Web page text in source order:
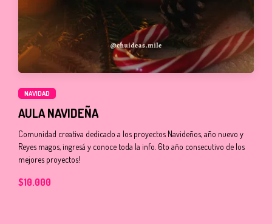
NAVIDAD
AULA NAVIDEÑA
Comunidad creativa dedicado a los proyectos Navideños, año nuevo y
Reyes magos, ingresá y conoce toda la info. 6to año consecutivo de los
mejores proyectos!
$10.000